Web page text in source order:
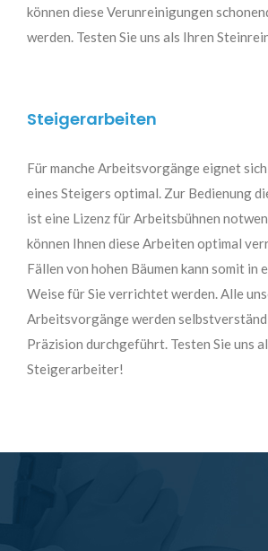
können diese Verunreinigungen
werden. Testen Sie uns als Ihren
Steigerarbeiten
Für manche Arbeitsvorgänge eignet
eines Steigers optimal. Zur Bedienung
ist eine Lizenz für Arbeitsbühnen
können Ihnen diese Arbeiten optimal
Fällen von hohen Bäumen kann somit in
Weise für Sie verrichtet werden. Alle
Arbeitsvorgänge werden
Präzision durchgeführt. Testen Sie uns
Steigerarbeiter!